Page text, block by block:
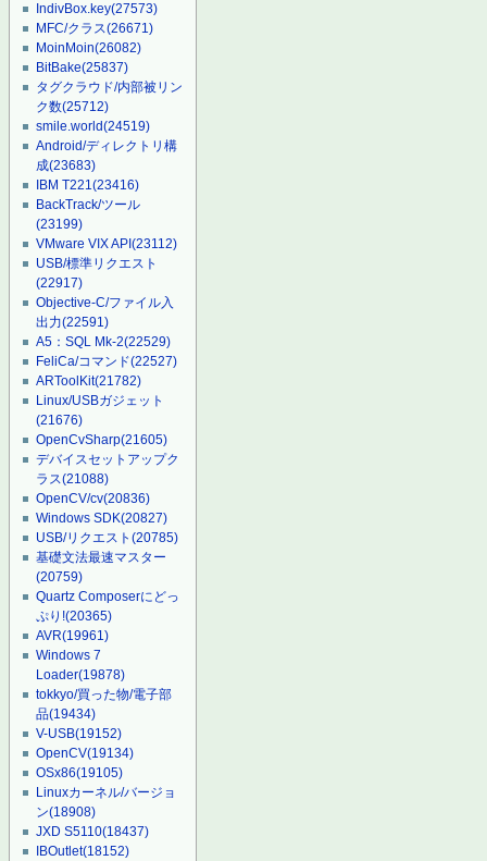
IndivBox.key(27573)
MFC/クラス(26671)
MoinMoin(26082)
BitBake(25837)
タグクラウド/内部被リン
ク数(25712)
smile.world(24519)
Android/ディレクトリ構
成(23683)
IBM T221(23416)
BackTrack/ツール
(23199)
VMware VIX API(23112)
USB/標準リクエスト
(22917)
Objective-C/ファイル入
出力(22591)
A5：SQL Mk-2(22529)
FeliCa/コマンド(22527)
ARToolKit(21782)
Linux/USBガジェット
(21676)
OpenCvSharp(21605)
デバイスセットアップク
ラス(21088)
OpenCV/cv(20836)
Windows SDK(20827)
USB/リクエスト(20785)
基礎文法最速マスター
(20759)
Quartz Composerにどっ
ぷり!(20365)
AVR(19961)
Windows 7
Loader(19878)
tokkyo/買った物/電子部
品(19434)
V-USB(19152)
OpenCV(19134)
OSx86(19105)
Linuxカーネル/バージョ
ン(18908)
JXD S5110(18437)
IBOutlet(18152)